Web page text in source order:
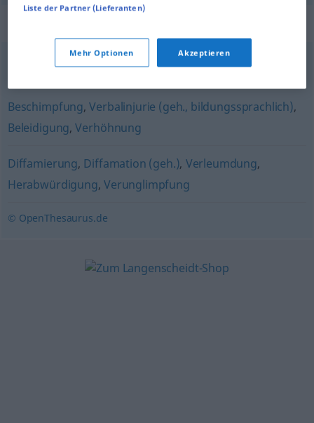
Kränkung,Beleidigung,Affront
Beschimpfung,Verbalinjurie (geh., bildungssprachlich),
Beleidigung,Verhöhnung
Diffamierung, Diffamation (geh.), Verleumdung,
Herabwürdigung, Verunglimpfung
© OpenThesaurus.de
Liste der Partner (Lieferanten)
Mehr Optionen Akzeptieren